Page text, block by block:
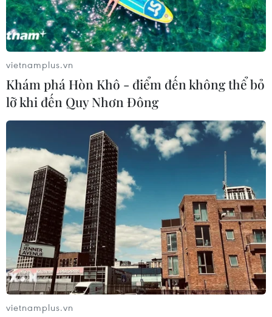
Góc nhìn của chuyên gia về sự trỗi dậy
của Trung Quốc
16/11/2018 07:38
Theo bài viết mới đây trên trang mạng lowyinstitute.org,
không có sự phát triển nào làm thay đổi các mối quan
hệ quốc tế một cách sâu sắc trong những năm gần đây
như sự trỗi dậy của Trung Quốc.
vietnamplus.vn
Khám phá Hòn Khô - điểm đến không thể bỏ
lỡ khi đến Quy Nhơn Đông
vietnamplus.vn